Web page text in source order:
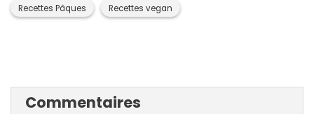
Recettes Pâques Recettes vegan
Commentaires